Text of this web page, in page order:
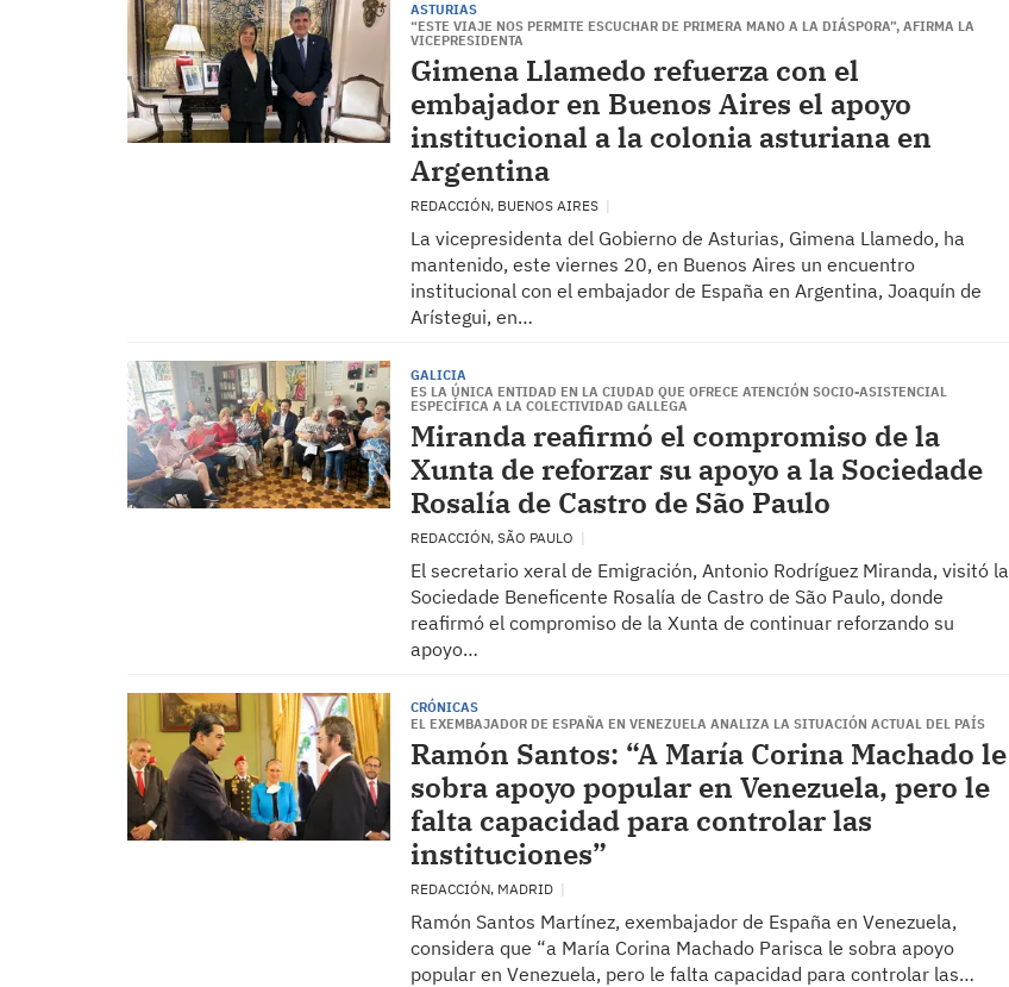
ASTURIAS
“ESTE VIAJE NOS PERMITE ESCUCHAR DE PRIMERA MANO A LA DIÁSPORA”, AFIRMA LA
VICEPRESIDENTA
Gimena Llamedo refuerza con el
embajador en Buenos Aires el apoyo
institucional a la colonia asturiana en
Argentina
REDACCIÓN, BUENOS AIRES
La vicepresidenta del Gobierno de Asturias, Gimena Llamedo, ha
mantenido, este viernes 20, en Buenos Aires un encuentro
institucional con el embajador de España en Argentina, Joaquín de
Arístegui, en…
GALICIA
ES LA ÚNICA ENTIDAD EN LA CIUDAD QUE OFRECE ATENCIÓN SOCIO-ASISTENCIAL
ESPECÍFICA A LA COLECTIVIDAD GALLEGA
Miranda reafirmó el compromiso de la
Xunta de reforzar su apoyo a la Sociedade
Rosalía de Castro de São Paulo
REDACCIÓN, SÃO PAULO
El secretario xeral de Emigración, Antonio Rodríguez Miranda, visitó la
Sociedade Beneficente Rosalía de Castro de São Paulo, donde
reafirmó el compromiso de la Xunta de continuar reforzando su
apoyo…
CRÓNICAS
EL EXEMBAJADOR DE ESPAÑA EN VENEZUELA ANALIZA LA SITUACIÓN ACTUAL DEL PAÍS
Ramón Santos: “A María Corina Machado le
sobra apoyo popular en Venezuela, pero le
falta capacidad para controlar las
instituciones”
REDACCIÓN, MADRID
Ramón Santos Martínez, exembajador de España en Venezuela,
considera que “a María Corina Machado Parisca le sobra apoyo
popular en Venezuela, pero le falta capacidad para controlar las…